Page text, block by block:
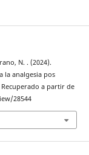
N. . (2024).
la analgesia pos
Recuperado a partir de
28544